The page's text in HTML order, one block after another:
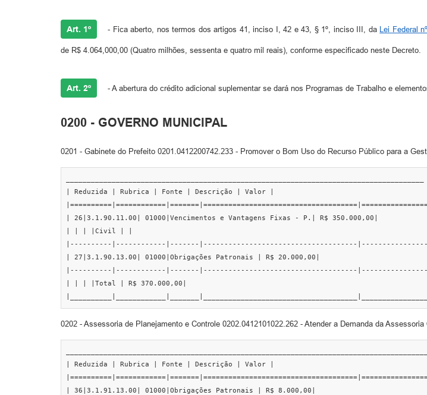
Art. 1º - Fica aberto, nos termos dos artigos 41, inciso I, 42 e 43, § 1º, inciso III, da Lei Federal
de R$ 4.064,000,00 (Quatro milhões, sessenta e quatro mil reais), conforme especificado neste Decreto.
Art. 2º - A abertura do crédito adicional suplementar se dará nos Programas de Trabalho e
0200 - GOVERNO MUNICIPAL
0201 - Gabinete do Prefeito 0201.0412200742.233 - Promover o Bom Uso do Recurso Público para a
| Reduzida | Rubrica | Fonte | Descrição | Valor |
| 26|3.1.90.11.00| 01000|Vencimentos e Vantagens Fixas - P.| R$ 350.000,00|
| | | |Civil | |
|----------|------------|-------|-------------------------------------|----------------
| 27|3.1.90.13.00| 01000|Obrigações Patronais | R$ 20.000,00|
|----------|------------|-------|-------------------------------------|----------------
| | | |Total | R$ 370.000,00|
0202 - Assessoria de Planejamento e Controle 0202.0412101022.262 - Atender a Demanda da
| Reduzida | Rubrica | Fonte | Descrição | Valor |
| 36|3.1.91.13.00| 01000|Obrigações Patronais | R$ 8.000,00|